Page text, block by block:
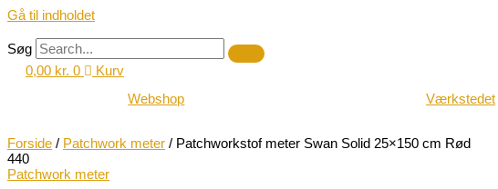
Gå til indholdet
Søg
0,00 kr. 0
Kurv
Webshop
Værkstedet
Forside / Patchwork meter / Patchworkstof meter Swan Solid 25×150 cm Rød
440
Patchwork meter